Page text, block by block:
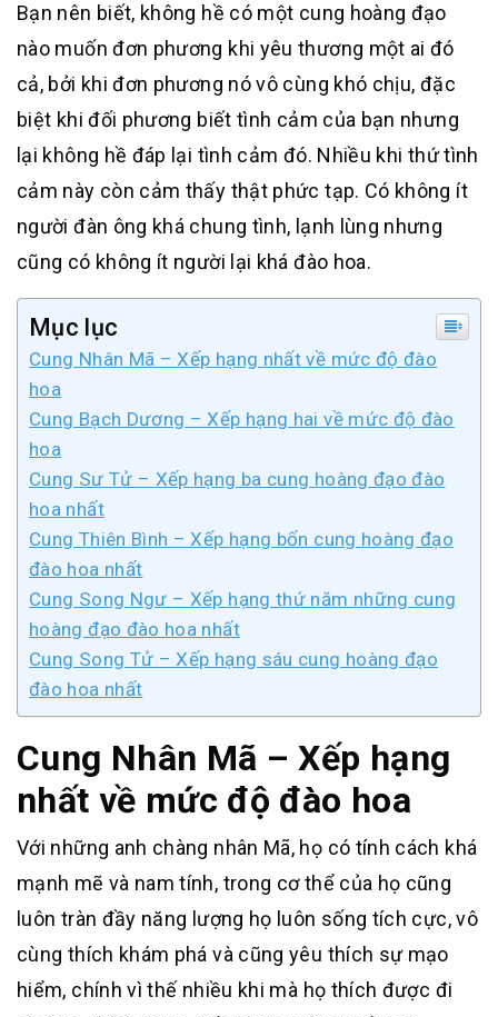
Bạn nên biết, không hề có một cung hoàng đạo
nào muốn đơn phương khi yêu thương một ai đó
cả, bởi khi đơn phương nó vô cùng khó chịu, đặc
biệt khi đối phương biết tình cảm của bạn nhưng
lại không hề đáp lại tình cảm đó. Nhiều khi thứ tình
cảm này còn cảm thấy thật phức tạp. Có không ít
người đàn ông khá chung tình, lạnh lùng nhưng
cũng có không ít người lại khá đào hoa.
Mục lục
Cung Nhân Mã – Xếp hạng nhất về mức độ đào
hoa
Cung Bạch Dương – Xếp hạng hai về mức độ đào
hoa
Cung Sư Tử – Xếp hạng ba cung hoàng đạo đào
hoa nhất
Cung Thiên Bình – Xếp hạng bốn cung hoàng đạo
đào hoa nhất
Cung Song Ngư – Xếp hạng thứ năm những cung
hoàng đạo đào hoa nhất
Cung Song Tử – Xếp hạng sáu cung hoàng đạo
đào hoa nhất
Cung Nhân Mã – Xếp hạng
nhất về mức độ đào hoa
Với những anh chàng nhân Mã, họ có tính cách khá
mạnh mẽ và nam tính, trong cơ thể của họ cũng
luôn tràn đầy năng lượng họ luôn sống tích cực, vô
cùng thích khám phá và cũng yêu thích sự mạo
hiểm, chính vì thế nhiều khi mà họ thích được đi